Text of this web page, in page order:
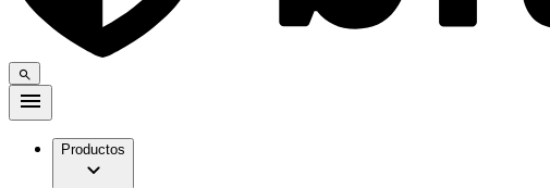
Productos